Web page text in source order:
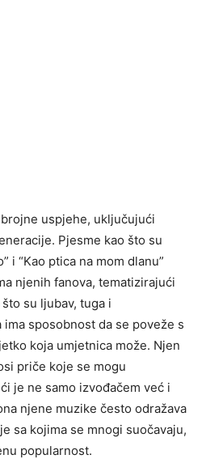
uspjehe, uključujući
Pjesme kao što su
i “Kao ptica na mom dlanu”
njenih fanova, tematizirajući
su ljubav, tuga i
sposobnost da se poveže s
koja umjetnica može. Njen
priče koje se mogu
je ne samo izvođačem već i
njene muzike često odražava
sa kojima se mnogi suočavaju,
popularnost.